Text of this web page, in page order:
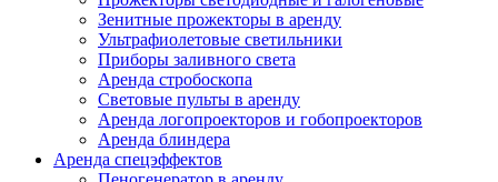
Зенитные прожекторы в аренду
Ультрафиолетовые светильники
Приборы заливного света
Аренда стробоскопа
Световые пульты в аренду
Аренда логопроекторов и гобопроекторов
Аренда блиндера
Аренда спецэффектов